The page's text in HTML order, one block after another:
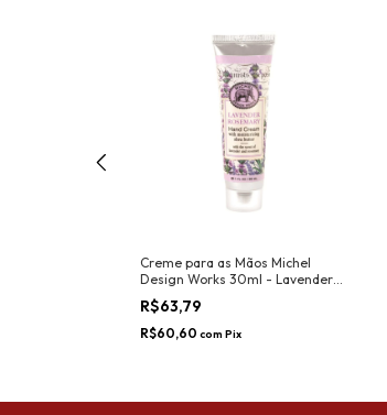
Creme para as Mãos Michel
Design Works 30ml - Lavender
Rosemary
R$63,79
R$60,60 com Pix